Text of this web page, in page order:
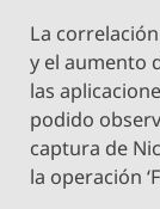
La
y el aumento
las
podido
captura de
la operación